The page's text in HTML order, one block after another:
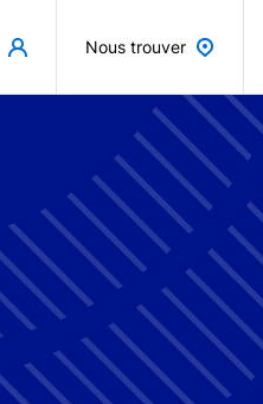
Nous trouver